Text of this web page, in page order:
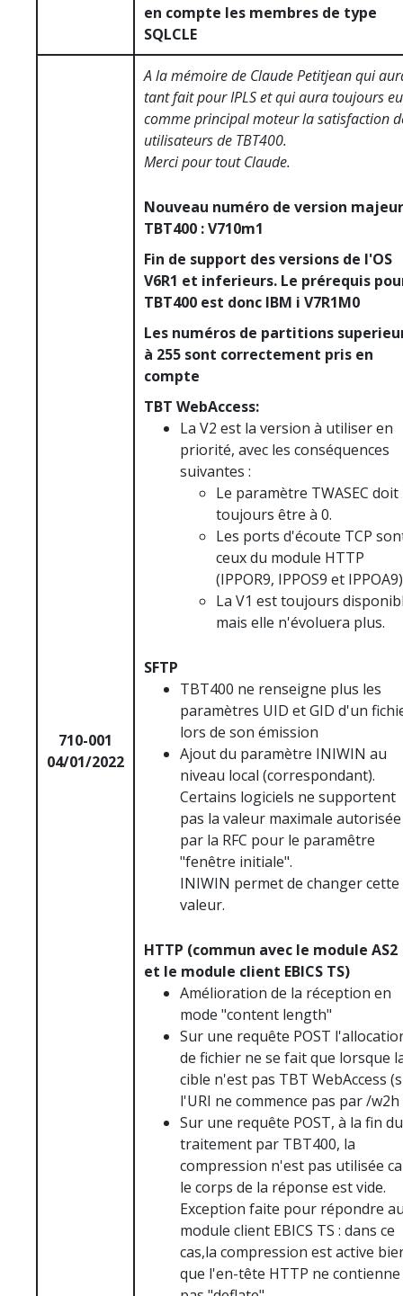
en compte les membres de type
SQLCLE
710-001
04/01/2022
A la mémoire de Claude Petitjean qui
tant fait pour IPLS et qui aura toujours eu
comme principal moteur la satisfaction
utilisateurs de TBT400.
Merci pour tout Claude.
Nouveau numéro de version majeur
TBT400 : V710m1
Fin de support des versions de l'OS
V6R1 et inferieurs. Le prérequis
TBT400 est donc IBM i V7R1M0
Les numéros de partitions
à 255 sont correctement pris en
compte
TBT WebAccess:
La V2 est la version à utiliser en
priorité, avec les conséquences
suivantes :
Le paramètre TWASEC doit
toujours être à 0.
Les ports d'écoute TCP
ceux du module HTTP
(IPPOR9, IPPOS9 et
La V1 est toujours
mais elle n'évoluera plus.
SFTP
TBT400 ne renseigne plus les
paramètres UID et GID d'un
lors de son émission
Ajout du paramètre INIWIN au
niveau local (correspondant).
Certains logiciels ne supportent
pas la valeur maximale autorisée
par la RFC pour le paramêtre
"fenêtre initiale".
INIWIN permet de changer cette
valeur.
HTTP (commun avec le module AS2
et le module client EBICS TS)
Amélioration de la réception en
mode "content length"
Sur une requête POST
de fichier ne se fait que lorsque
cible n'est pas TBT WebAccess
l'URI ne commence pas par /w2h
Sur une requête POST, à la fin du
traitement par TBT400, la
compression n'est pas utilisée
le corps de la réponse est vide.
Exception faite pour répondre
module client EBICS TS : dans ce
cas,la compression est active
que l'en-tête HTTP ne contienne